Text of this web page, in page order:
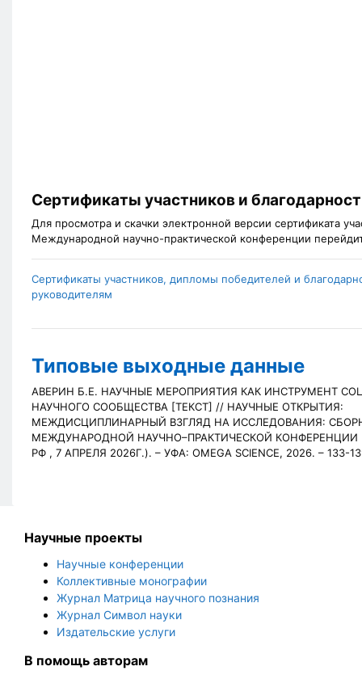
Сертификаты участников и
Для просмотра и скачки электронной версии сертификата
Международной научно-практической конференции
Сертификаты участников, дипломы победителей и
руководителям
Типовые выходные данные
АВЕРИН Б.Е. НАУЧНЫЕ МЕРОПРИЯТИЯ КАК ИНСТРУМЕНТ
НАУЧНОГО СООБЩЕСТВА [ТЕКСТ] // НАУЧНЫЕ ОТКРЫТИЯ:
МЕЖДИСЦИПЛИНАРНЫЙ ВЗГЛЯД НА ИССЛЕДОВАНИЯ:
МЕЖДУНАРОДНОЙ НАУЧНО–ПРАКТИЧЕСКОЙ КОНФЕРЕНЦИИ
РФ , 7 АПРЕЛЯ 2026Г.). – УФА: OMEGA SCIENCE, 2026. – 133-
Научные проекты
Научные конференции
Коллективные монографии
Журнал Матрица научного познания
Журнал Символ науки
Издательские услуги
В помощь авторам